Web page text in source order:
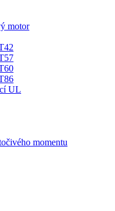
motor
UL
momentu